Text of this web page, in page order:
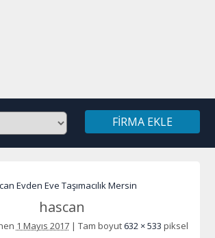
FIRMA EKLE
Evden Eve Taşımacılık Mersin
hascan
1 Mayıs 2017 | Tam boyut 632 × 533 piksel